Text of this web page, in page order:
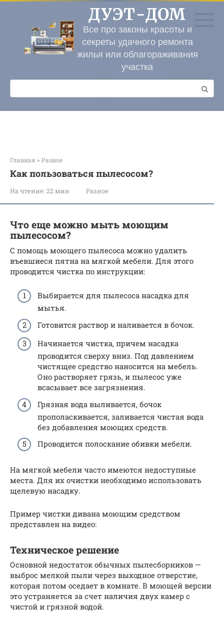
Перейти
контенту
ДУЭТ-ДОМ
Все про законы красоты и
секреты удачного ремонта
жилья или облагораживания
участка
Поиск:
Главная » Разное
Как пользоваться пылесосом?
На чтение: 22 мин Разное
Что еще можно мыть моющим
пылесосом?
С помощь моющего пылесоса можно удалить
въевшиеся пятна на мягкой мебели. Для этого
проводится чистка по инструкции:
Выбирается для пылесоса насадка для
мытья.
Готовится раствор и наливается в бочок.
Начинается чистка, причем насадка
проводится сверху вниз. Под давлением
чистящее средство наносится на мебель.
Оно растворяет грязь, и пылесос уже
всасывает все загрязнения.
Грязная вода выливается, бочок
прополаскивается, заливается чистая вода
без добавления моющих средств.
Проводится полоскание обивки мебели.
На мягкой мебели часто имеются недоступные
места. Для их очистки необходимо использовать
щелевую насадку.
Пример чистки дивана моющим средством
представлен на видео:
Техническое решение
Основной недостаток обычных пылесборников —
выброс мелкой пыли через выходное отверстие,
которая потом оседает в комнате. В моющей версии
это устраняется за счет наличия двух камер с
чистой и грязной водой.